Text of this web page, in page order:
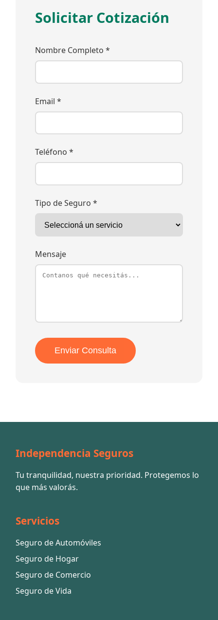
Solicitar Cotización
Nombre Completo *
Email *
Teléfono *
Tipo de Seguro *
Mensaje
Enviar Consulta
Independencia Seguros
Tu tranquilidad, nuestra prioridad. Protegemos lo
que más valorás.
Servicios
Seguro de Automóviles
Seguro de Hogar
Seguro de Comercio
Seguro de Vida